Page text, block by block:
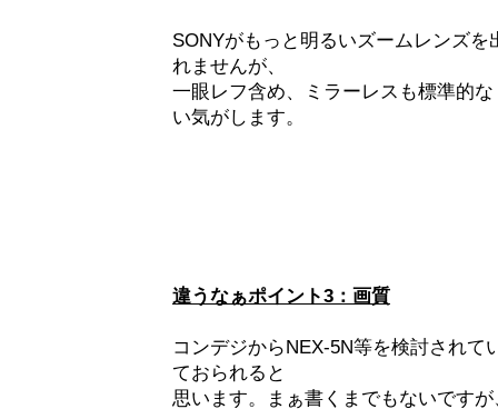
SONYがもっと明るいズームレンズ
れませんが、
一眼レフ含め、ミラーレスも標準的
い気がします。
違うなぁポイント3：画質
コンデジからNEX-5N等を検討されて
ておられると
思います。まぁ書くまでもないです